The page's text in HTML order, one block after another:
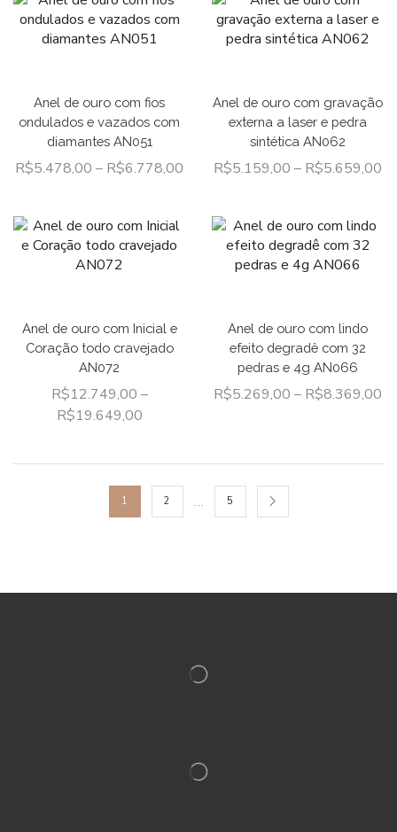
Anel de ouro com fios
ondulados e vazados com
diamantes AN051
R$5.478,00 – R$6.778,00
Anel de ouro com gravação
externa a laser e pedra
sintética AN062
R$5.159,00 – R$5.659,00
Anel de ouro com Inicial e
Coração todo cravejado
AN072
R$12.749,00 –
R$19.649,00
Anel de ouro com lindo
efeito degradê com 32
pedras e 4g AN066
R$5.269,00 – R$8.369,00
1 2 … 5